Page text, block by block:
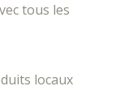
tous les
locaux